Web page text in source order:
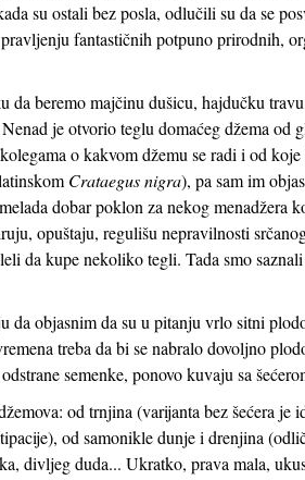
su ostali bez posla, odlučili su da se
fantastičnih potpuno prirodnih,
beremo majčinu dušicu, hajdučku
je otvorio teglu domaćeg džema od
o kakvom džemu se radi i od
Crataegus nigra), pa sam im
dobar poklon za nekog menadžera
opuštaju, regulišu nepravilnosti
da kupe nekoliko tegli. Tada smo
da objasnim da su u pitanju vrlo sitni
treba da bi se nabralo dovoljno
semenke, ponovo kuvaju sa
od trnjina (varijanta bez šećera je
od samonikle dunje i drenjina
divljeg duda... Ukratko, prava mala,